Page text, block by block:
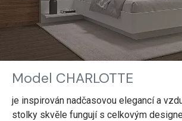
Model CHARLOTTE
je inspirován nadčasovou elegancí a
stolky skvěle fungují s celkovým